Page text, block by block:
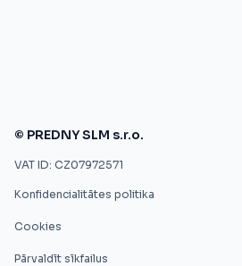
© PREDNY SLM s.r.o.
VAT ID: CZ07972571
Konfidencialitātes politika
Cookies
Pārvaldīt sīkfailus